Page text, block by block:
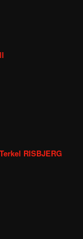
RISBJERG